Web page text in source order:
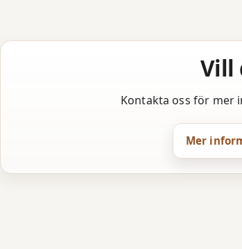
Vill
Kontakta oss för mer
Mer